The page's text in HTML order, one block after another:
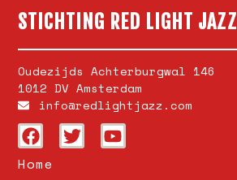
STICHTING RED LIGHT JAZZ
Oudezijds Achterburgwal 146
1012 DV Amsterdam
info@redlightjazz.com
Home